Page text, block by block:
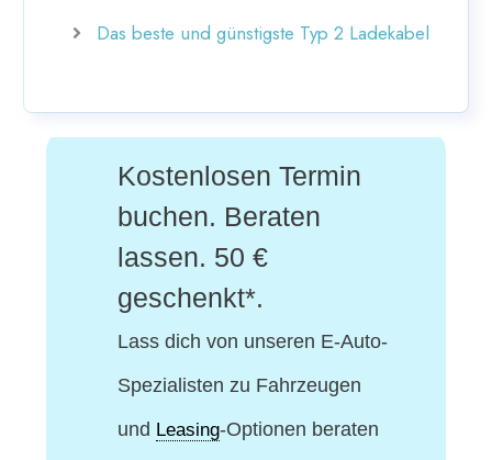
Das beste und günstigste Typ 2 Ladekabel
Kostenlosen Termin
buchen. Beraten
lassen. 50 €
geschenkt*.
Lass dich von unseren E-Auto-
Spezialisten zu Fahrzeugen
und Leasing-Optionen beraten